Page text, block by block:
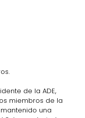
de la ADE,
miembros de la
una